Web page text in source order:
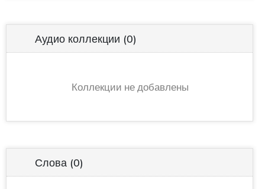
Аудио коллекции (0)
Коллекции не добавлены
Слова (0)